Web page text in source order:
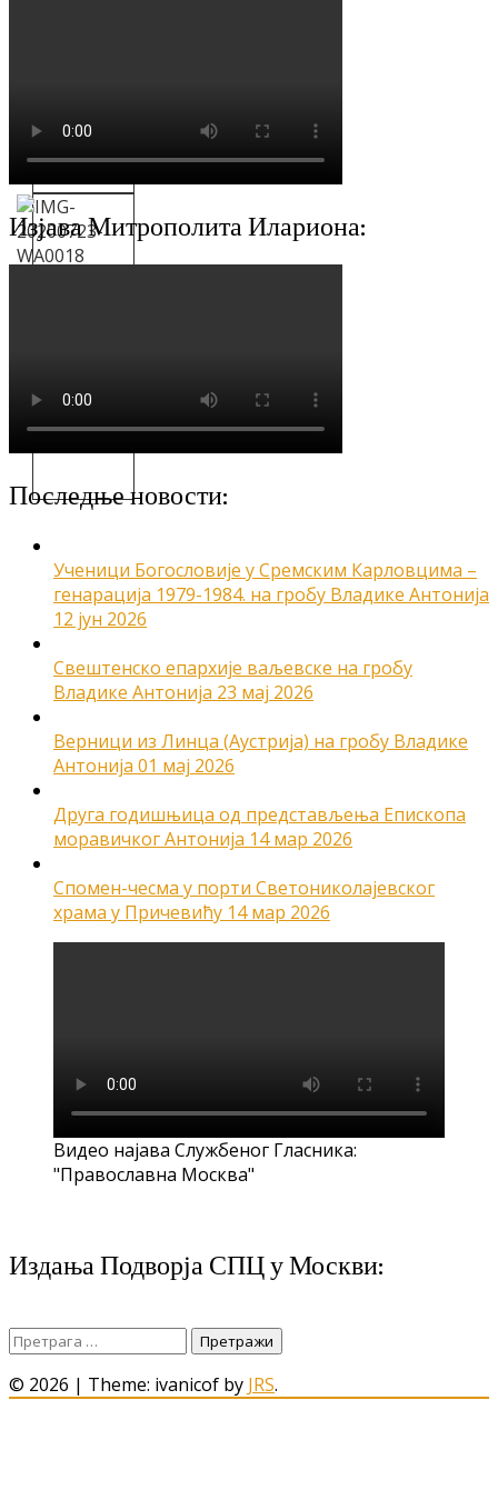
Изјава Митрополита Илариона:
Последње новости:
Ученици Богословије у Сремским Карловцима –
генарација 1979-1984. на гробу Владике Антонија
12 јун 2026
Свештенско епархије ваљевске на гробу
Владике Антонија 23 мај 2026
Верници из Линца (Аустрија) на гробу Владике
Антонија 01 мај 2026
Друга годишњица од представљења Епископа
моравичког Антонија 14 мар 2026
Спомен-чесма у порти Светониколајевског
храма у Причевићу 14 мар 2026
Видео најава Службеног Гласника:
"Православна Москва"
Издања Подворја СПЦ у Москви:
Претрага
за:
© 2026 | Theme: ivanicof by JRS.